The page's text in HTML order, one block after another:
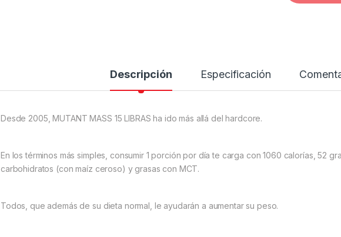
Descripción Especificación
Desde 2005, MUTANT MASS 15 LIBRAS ha ido más allá del hardcore.
En los términos más simples, consumir 1 porción por día te carga con 1060 calorías, 52
carbohidratos (con maíz ceroso) y grasas con MCT.
Todos, que además de su dieta normal, le ayudarán a aumentar su peso.